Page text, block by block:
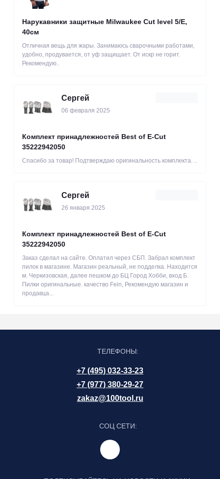
Нарукавники защитные Milwaukee Cut level 5/Е,
40см
Отличная вещь для жары. Занимаюсь сварочными работами,
удобно, продувается, от уф защищает. От искр не горит.
Рекомендую..
Сергей
06 февраля 2025
Комплект принадлежностей Best of E-Cut
35222942050
Спасибо за товар! Подтверждаю оригинальность комплекта. ..
Сергей
26 января 2025
Комплект принадлежностей Best of E-Cut
35222942050
Заказ сделал на сайте. Оплатил через СБП. Забрал комплект
пилок в магазине. Магазин реальный, не подделка. Находится
м. Черкизовская, далее пешком до БЦ Город Хобби, вход Б.
Пилки оригинальные. качество Fein, Рекомендую магазин и
продавца...
ТЕЛЕФОНЫ:
+7 (495) 032-33-23
+7 (977) 380-29-27
zakaz@100tool.ru
СОЦ СЕТИ: